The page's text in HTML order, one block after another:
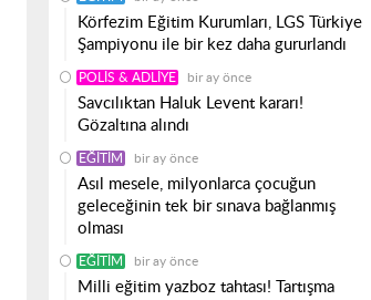
Körfezim Eğitim Kurumları, LGS Türkiye
Şampiyonu ile bir kez daha gururlandı
POLIS & ADLIYE bir ay önce
Savcılıktan Haluk Levent kararı!
Gözaltına alındı
EĞITIM bir ay önce
Asıl mesele, milyonlarca çocuğun
geleceğinin tek bir sınava bağlanmış
olması
EĞITIM bir ay önce
Milli eğitim yazboz tahtası! Tartışma